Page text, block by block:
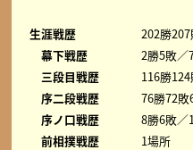
生涯戦歴
202勝
幕下戦歴
2勝5敗／
三段目戦歴
116勝
序二段戦歴
76勝72
序ノ口戦歴
8勝6敗／
前相撲戦歴
1場所